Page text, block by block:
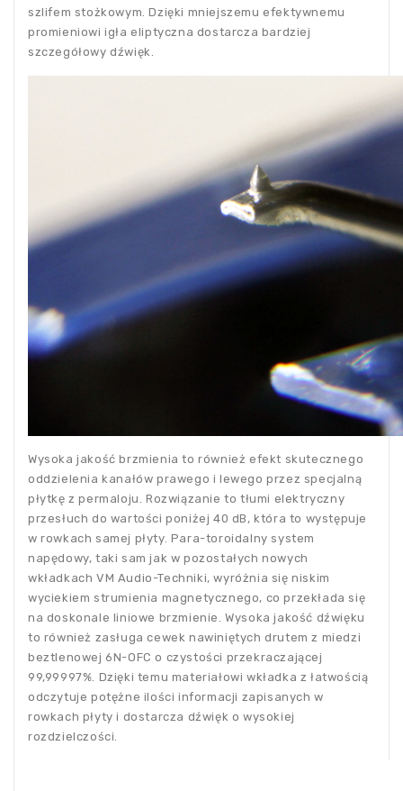
szlifem stożkowym. Dzięki mniejszemu efektywnemu
promieniowi igła eliptyczna dostarcza bardziej
szczegółowy dźwięk.
Wysoka jakość brzmienia to również efekt skutecznego
oddzielenia kanałów prawego i lewego przez specjalną
płytkę z permaloju. Rozwiązanie to tłumi elektryczny
przesłuch do wartości poniżej 40 dB, która to występuje
w rowkach samej płyty. Para-toroidalny system
napędowy, taki sam jak w pozostałych nowych
wkładkach VM Audio-Techniki, wyróżnia się niskim
wyciekiem strumienia magnetycznego, co przekłada się
na doskonale liniowe brzmienie. Wysoka jakość dźwięku
to również zasługa cewek nawiniętych drutem z miedzi
beztlenowej 6N-OFC o czystości przekraczającej
99,99997%. Dzięki temu materiałowi wkładka z łatwością
odczytuje potężne ilości informacji zapisanych w
rowkach płyty i dostarcza dźwięk o wysokiej
rozdzielczości.